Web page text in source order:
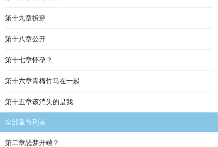
第十九章拆穿
第十八章公开
第十七章怀孕？
第十六章青梅竹马在一起
第十五章该消失的是我
全部章节列表
第二章恶梦开端？